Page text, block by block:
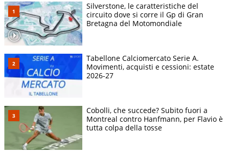
Silverstone, le caratteristiche del
circuito dove si corre il Gp di Gran
Bretagna del Motomondiale
Tabellone Calciomercato Serie A.
Movimenti, acquisti e cessioni: estate
2026-27
Cobolli, che succede? Subito fuori a
Montreal contro Hanfmann, per Flavio è
tutta colpa della tosse